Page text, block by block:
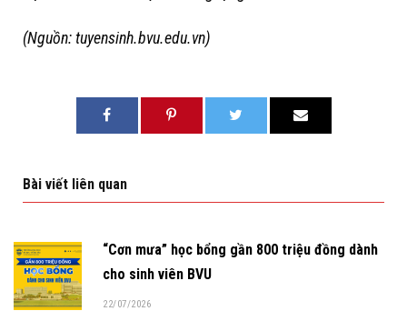
(Nguồn: tuyensinh.bvu.edu.vn)
Bài viết liên quan
“Cơn mưa” học bổng gần 800 triệu đồng dành
cho sinh viên BVU
22/07/2026